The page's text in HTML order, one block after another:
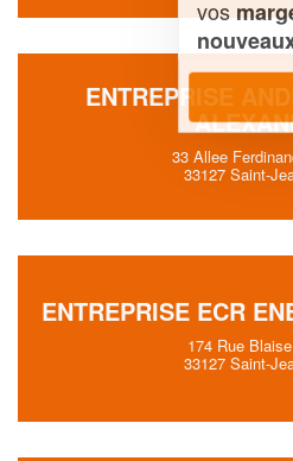
ENTREPRISE
33 Allee
33127 Saint-
ENTREPRISE ECR
174 Rue
33127 Saint-
vosmarges
nouveaux
En